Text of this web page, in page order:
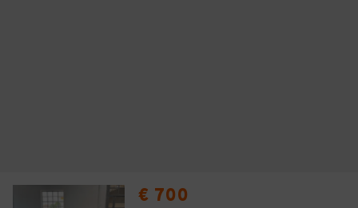
€ 700